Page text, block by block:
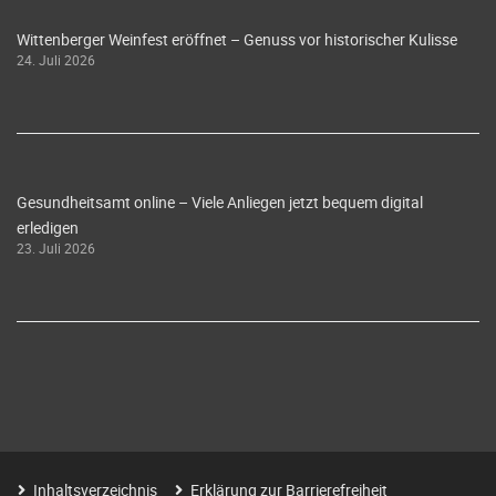
Wittenberger Weinfest eröffnet – Genuss vor historischer Kulisse
24. Juli 2026
Gesundheitsamt online – Viele Anliegen jetzt bequem digital
erledigen
23. Juli 2026
Inhaltsverzeichnis Erklärung zur Barrierefreiheit